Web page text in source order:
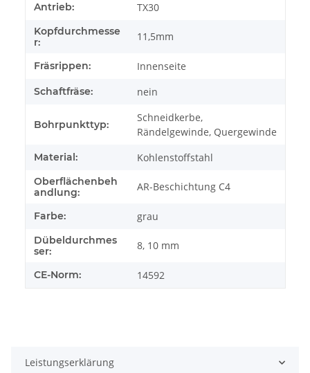
Antrieb: TX30
Kopfdurchmesse
r:
11,5mm
Fräsrippen: Innenseite
Schaftfräse: nein
Bohrpunkttyp:
Schneidkerbe,
Rändelgewinde, Quergewinde
Material: Kohlenstoffstahl
Oberflächenbeh
andlung:
AR-Beschichtung C4
Farbe: grau
Dübeldurchmes
ser:
8, 10 mm
CE-Norm: 14592
Leistungserklärung